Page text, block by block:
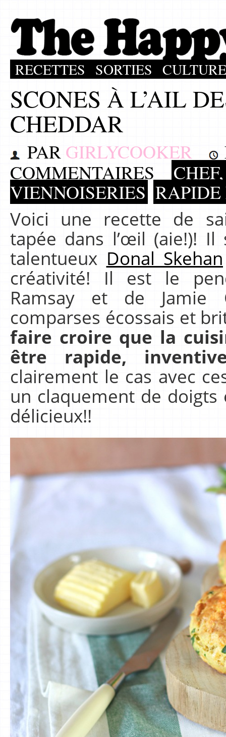
RECETTES SORTIES CULTURE
SCONES À L’AIL
CHEDDAR
PAR GIRLYCOOKER
COMMENTAIRES
VIENNOISERIES
Voici une recette de
tapée dans l’œil (aie!)! Il
talentueux Donal Skehan
créativité! Il est le
Ramsay et de Jamie
comparses écossais et
faire croire que la
être rapide,
clairement le cas avec
un claquement de
délicieux!!